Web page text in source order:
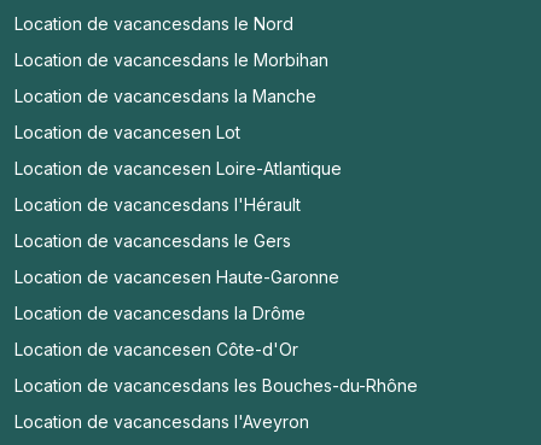
Location de vacancesdans le Nord
Location de vacancesdans le Morbihan
Location de vacancesdans la Manche
Location de vacancesen Lot
Location de vacancesen Loire-Atlantique
Location de vacancesdans l'Hérault
Location de vacancesdans le Gers
Location de vacancesen Haute-Garonne
Location de vacancesdans la Drôme
Location de vacancesen Côte-d'Or
Location de vacancesdans les Bouches-du-Rhône
Location de vacancesdans l'Aveyron